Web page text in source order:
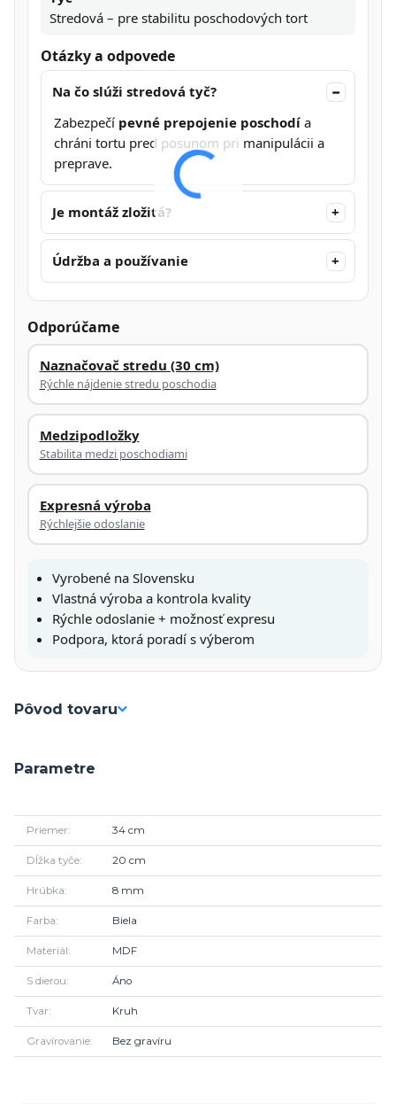
Stredová – pre stabilitu poschodových tort
Otázky a odpovede
Na čo slúži stredová tyč?
Zabezpečí pevné prepojenie poschodí a
chráni tortu pred posunom pri manipulácii a
preprave.
Je montáž zložitá?
Údržba a používanie
Odporúčame
Naznačovač stredu (30 cm)
Rýchle nájdenie stredu poschodia
Medzipodložky
Stabilita medzi poschodiami
Expresná výroba
Rýchlejšie odoslanie
Vyrobené na Slovensku
Vlastná výroba a kontrola kvality
Rýchle odoslanie + možnosť expresu
Podpora, ktorá poradí s výberom
Pôvod tovaru
Parametre
Priemer 34 cm
Dĺžka tyče 20 cm
Hrúbka 8 mm
Farba Biela
Materiál MDF
S dierou Áno
Tvar Kruh
Gravírovanie Bez gravíru